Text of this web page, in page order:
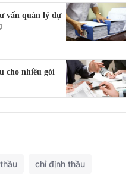
vấn quản lý dự
cho nhiều gói
chỉ định thầu